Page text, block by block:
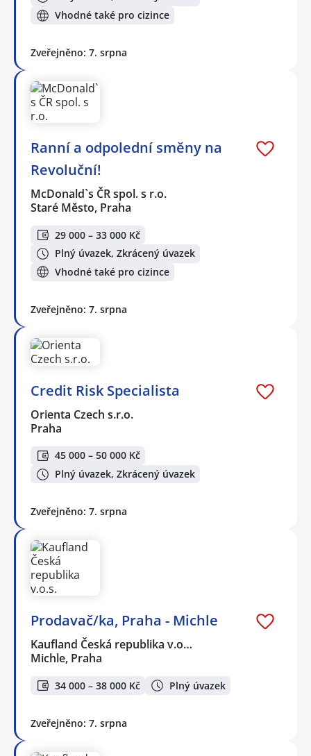
Vhodné také pro cizince
Zveřejněno: 7. srpna
Ranní a odpolední směny na
Revoluční!
McDonald`s ČR spol. s r.o.
Staré Město, Praha
29 000 – 33 000 Kč
Plný úvazek, Zkrácený úvazek
Vhodné také pro cizince
Zveřejněno: 7. srpna
Credit Risk Specialista
Orienta Czech s.r.o.
Praha
45 000 – 50 000 Kč
Plný úvazek, Zkrácený úvazek
Zveřejněno: 7. srpna
Prodavač/ka, Praha - Michle
Kaufland Česká republika v.o…
Michle, Praha
34 000 – 38 000 Kč Plný úvazek
Zveřejněno: 7. srpna